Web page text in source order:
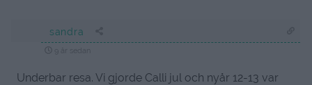
sandra
Underbar resa. Vi gjorde Calli jul och nyår 12-13 var